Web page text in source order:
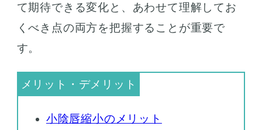
て期待できる変化と、あわせて理解してお
くべき点の両方を把握することが重要で
す。
小陰唇縮小のメリット